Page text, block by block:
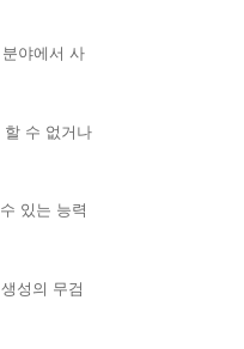
야에서 사
할 수 없거나
있는 능력
성의 무검